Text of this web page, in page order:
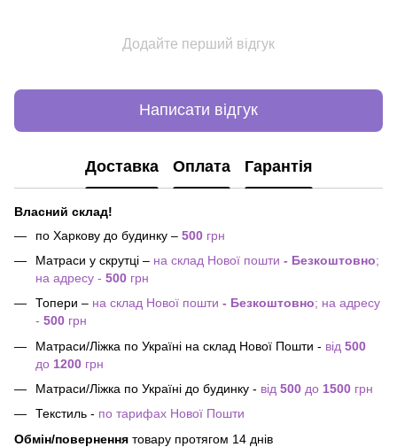
Додайте перший відгук
Написати відгук
Доставка Оплата Гарантія
Власний склад!
по Харкову до будинку – 500 грн
Матраси у скрутці – на склад Нової пошти - Безкоштовно;
на адресу - 500 грн
Топери – на склад Нової пошти - Безкоштовно; на адресу
- 500 грн
Матраси/Ліжка по Україні на склад Нової Пошти - від 500
до 1200 грн
Матраси/Ліжка по Україні до будинку - від 500 до 1500 грн
Текстиль - по тарифах Нової Пошти
Обмін/повернення товару протягом 14 днів